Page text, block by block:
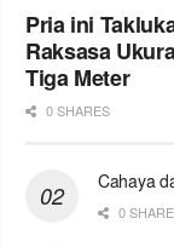
Pria ini
Raksasa
Tiga Meter
0 SHARES
Cahaya
0